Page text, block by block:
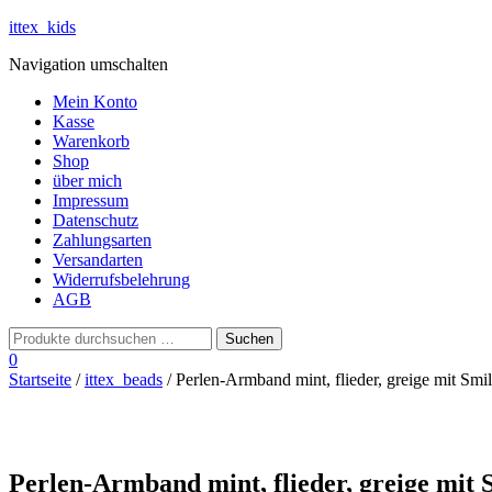
ittex_kids
Navigation umschalten
Mein Konto
Kasse
Warenkorb
Shop
über mich
Impressum
Datenschutz
Zahlungsarten
Versandarten
Widerrufsbelehrung
AGB
0
Startseite /ittex_beads / Perlen-Armband mint, flieder, greige mit
Perlen-Armband mint, flieder, greige mit